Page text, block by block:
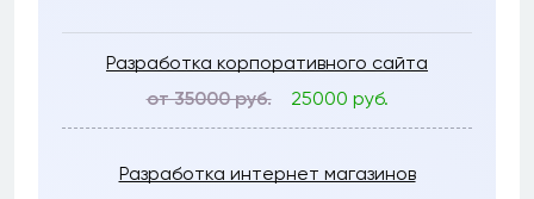
Разработка корпоративного сайта
от 35000 руб.
25000 руб.
Разработка интернет магазинов